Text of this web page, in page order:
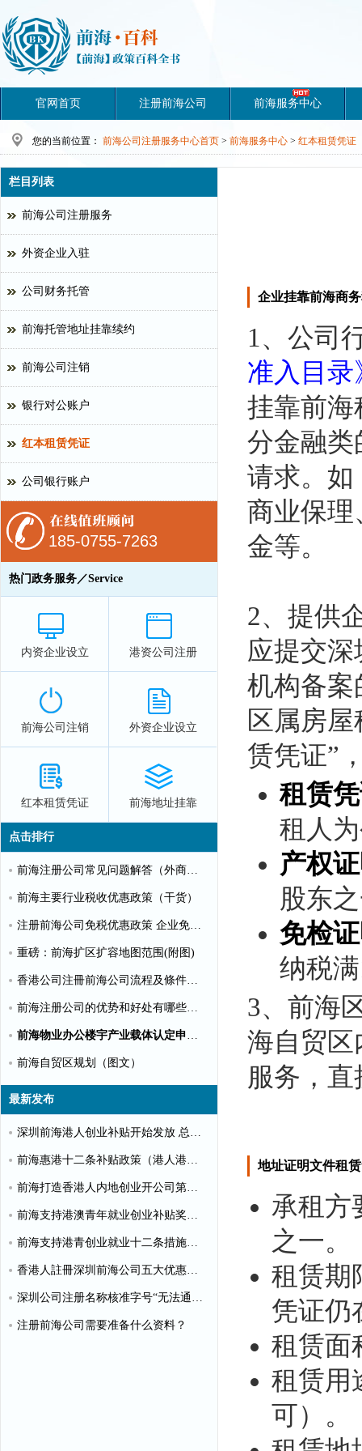
官网首页 注册前海公司 前海服务中心
您的当前位置： 前海公司注册服务中心首页 > 前海服务中心 > 红本租赁凭证
企业挂靠前海商
1、公司
准入目录
挂靠前海
分金融类
请求。如
商业保理
金等。
2、提供
应提交
机构备案
区属房
赁凭证”
租赁
租人
产权
股东
免检
纳税
3、前海
海自贸区
服务，
地址证明文件租
承租方
之一。
租赁期
凭证仍
租赁面
租赁用
可）。
栏目列表
前海公司注册服务
外资企业入驻
公司财务托管
前海托管地址挂靠续约
前海公司注销
银行对公账户
红本租赁凭证
公司银行账户
185-0755-7263
热门政务服务／Service
内资企业设立 港资公司注册
前海公司注销 外资企业设立
红本租赁凭证 前海地址挂靠
点击排行
前海注册公司常见问题解答（外商投资）
前海主要行业税收优惠政策（干货）
注册前海公司免税优惠政策 企业免税10%个人可全免
重磅：前海扩区扩容地图范围(附图)
香港公司注冊前海公司流程及條件【圖文】
前海注册公司的优势和好处有哪些？（推荐）
前海物业办公楼宇产业载体认定申请指南（第一批）
前海自贸区规划（图文）
最新发布
深圳前海港人创业补贴开始发放 总额超千万
前海惠港十二条补贴政策（港人港企补贴政策）
前海打造香港人内地创业开公司第一站
前海支持港澳青年就业创业补贴奖励申请办理清单
前海支持港青创业就业十二条措施（惠港政策原文）
香港人註冊深圳前海公司五大优惠政策
深圳公司注册名称核准字号“无法通过”怎么办？
注册前海公司需要准备什么资料？